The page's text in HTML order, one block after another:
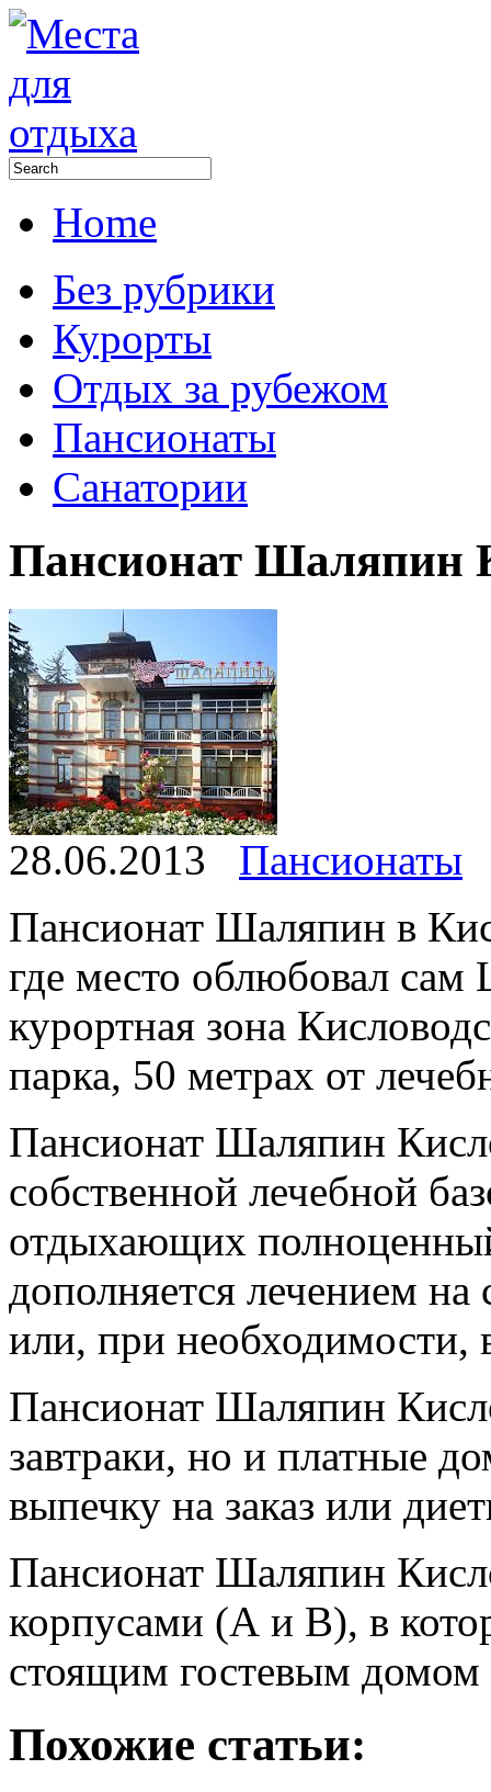
Home
Без рубрики
Курорты
Отдых за рубежом
Пансионаты
Санатории
Пансионат Шаляпин
28.06.2013
Пансионаты
Пансионат Шаляпин в
где место облюбовал сам
курортная зона
парка, 50 метрах от
Пансионат Шаляпин
собственной лечебной
отдыхающих
дополняется лечением на
или, при необходимости,
Пансионат Шаляпин
завтраки, но и платные
выпечку на заказ или
Пансионат Шаляпин
корпусами (А и В), в
стоящим гостевым домом
Похожие статьи: